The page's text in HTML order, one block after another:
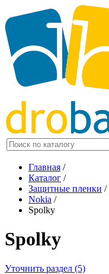
Главная /
Каталог /
Защитные пленки /
Nokia /
Spolky
Spolky
Уточнить раздел (5)